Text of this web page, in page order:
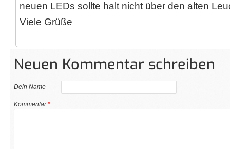
neuen LEDs sollte halt nicht über den alten
Viele Grüße
Neuen Kommentar schreiben
Dein Name
Kommentar*